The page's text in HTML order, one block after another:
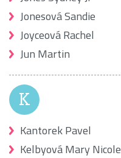
Jonesová Sandie
Joyceová Rachel
Jun Martin
K
Kantorek Pavel
Kelbyová Mary Nicole